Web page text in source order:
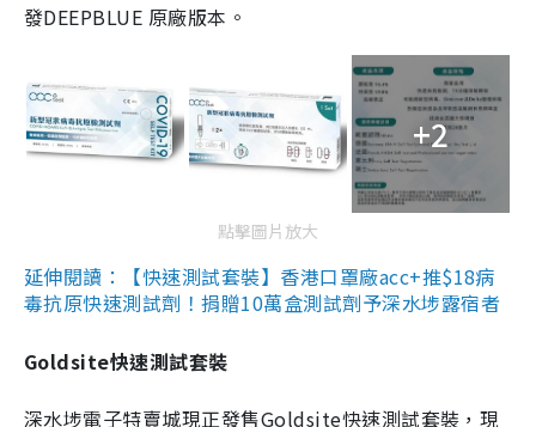
發DEEPBLUE 原廠版本。
+2
點擊圖片放大
延伸閱讀：【快速測試套裝】香港口罩廠acc+推$18病
毒抗原快速測試劑！捐贈10萬盒測試劑予深水埗露宿者
Goldsite快速測試套裝
深水埗電子特賣城現正發售Goldsite快速測試套裝，現